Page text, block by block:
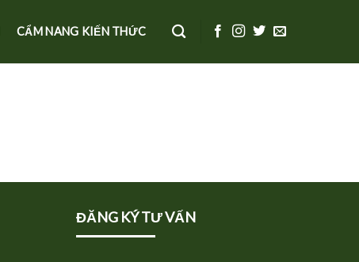
CẨM NANG KIẾN THỨC
ĐĂNG KÝ TƯ VẤN